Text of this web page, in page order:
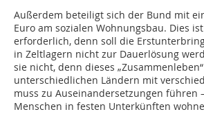
Außerdem beteiligt sich der Bund mit
Euro am sozialen Wohnungsbau. Dies
erforderlich, denn soll die
in Zeltlagern nicht zur Dauerlösung
sie nicht, denn dieses
unterschiedlichen Ländern mit
muss zu Auseinandersetzungen führen
Menschen in festen Unterkünften